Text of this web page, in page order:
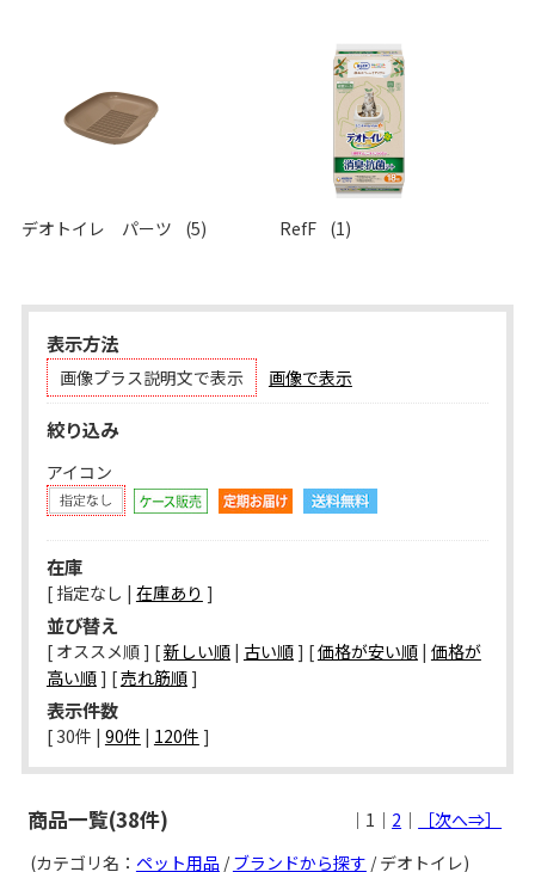
デオトイレ パーツ (5) RefF (1)
表示方法
画像プラス説明文で表示 画像で表示
絞り込み
アイコン
在庫
[ 指定なし | 在庫あり ]
並び替え
[ オススメ順 ] [新しい順| 古い順] [価格が安い順| 価格が
高い順] [売れ筋順]
表示件数
[ 30件 | 90件 | 120件 ]
商品一覧(38件) ｜1｜ 2 ｜
［次へ⇒］
(カテゴリ名： ペット用品 /ブランドから探す / デオトイレ)